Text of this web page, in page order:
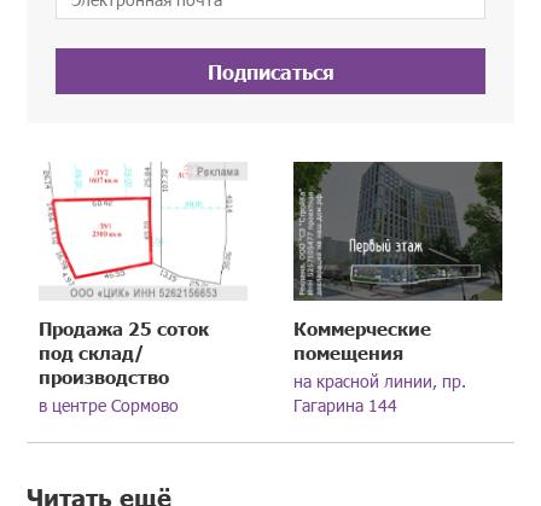
Подписаться
Продажа 25 соток
под склад/
производство
в центре Сормово
Коммерческие
помещения
на красной линии, пр.
Гагарина 144
Читать ещё